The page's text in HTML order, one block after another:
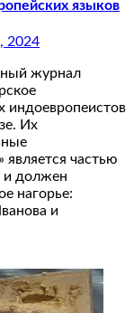
языков
2024
журнал
индоевропеистов
Их
является частью
и должен
нагорье:
и